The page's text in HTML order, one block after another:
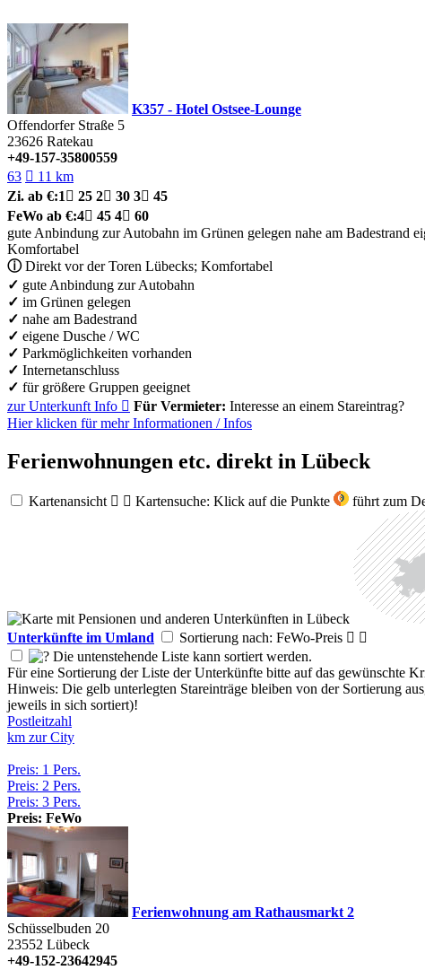
K357 - Hotel Ostsee-Lounge
Offendorfer Straße 5
23626 Ratekau
+49-157-35800559
63  11 km
Zi. ab €:1  25 2 30 3 45
FeWo ab €:4 45 4 60
gute Anbindung zur Autobahn im Grünen gelegen nahe am Badestrand
Komfortabel
ⓘDirekt vor der Toren Lübecks; Komfortabel
✓ gute Anbindung zur Autobahn
✓ im Grünen gelegen
✓ nahe am Badestrand
✓ eigene Dusche / WC
✓ Parkmöglichkeiten vorhanden
✓ Internetanschluss
✓ für größere Gruppen geeignet
zur Unterkunft Info  Für Vermieter: Interesse an einem Stareintrag?
Hier klicken für mehrInformationen /Infos
Ferienwohnungen etc. direkt in Lübeck
Kartenansicht   Kartensuche: Klick auf die Punkte führt zum
Unterkünfte im Umland Sortierung nach: FeWo-Preis  
Die untenstehende Liste kann sortiert werden.
Für eine Sortierung der Liste der Unterkünfte bitte auf das gewünschte
Hinweis: Die gelb unterlegten Stareinträge bleiben von der Sortierung
jeweils in sich sortiert)!
Postleitzahl
km zur City
Preis: 1 Pers.
Preis: 2 Pers.
Preis: 3 Pers.
Preis: FeWo
Ferienwohnung am Rathausmarkt 2
Schüsselbuden 20
23552 Lübeck
+49-152-23642945